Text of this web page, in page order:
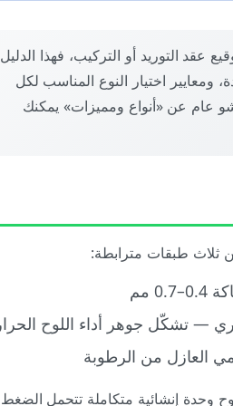
عقد التوريد أو التركيب، فهذا الدليل
الفنية المعتمدة، ومعايير اختيار النوع المناسب لكل
عام عن «أنواع ومميزات» يمكنك
مم
العازل من الرطوبة
وحدة إنشائية متكاملة تتحمل الضغط